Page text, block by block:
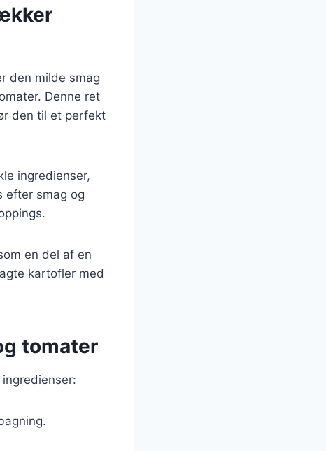
den milde smag
Denne ret
den til et perfekt
ingredienser,
efter smag og
en del af en
kartofler med
tomater